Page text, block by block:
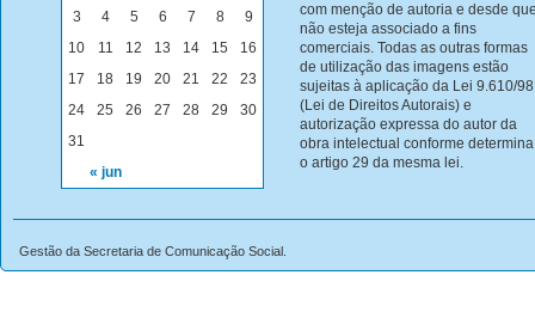
« jun
3
4 5 6 7 8
9
10
11 12 13 14 15
16
17
18 19 20 21 22
23
24
25 26 27 28 29
30
31
com menção de autoria e desde
não esteja associado a fins
comerciais. Todas as outras formas
de utilização das imagens estão
sujeitas à aplicação da Lei 9.610/98
(Lei de Direitos Autorais) e
autorização expressa do autor da
obra intelectual conforme determina
o artigo 29 da mesma lei.
Gestão da Secretaria de Comunicação Social.